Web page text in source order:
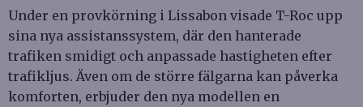
Under en provkörning i Lissabon visade T-Roc upp
sina nya assistanssystem, där den hanterade
trafiken smidigt och anpassade hastigheten efter
trafikljus. Även om de större fälgarna kan påverka
komforten, erbjuder den nya modellen en